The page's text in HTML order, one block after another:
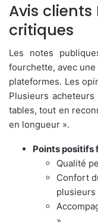
Avis clients
critiques
Les notes
fourchette, avec
plateformes. Les
Plusieurs
tables, tout en
en longueur ».
Points positifs
Qualité
Confort
plusieurs